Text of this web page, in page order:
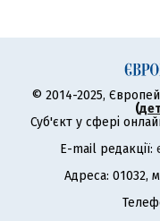
© 2014-2025,
(
Суб'єкт у сфері
E-mail редакції:
Адреса: 01032,